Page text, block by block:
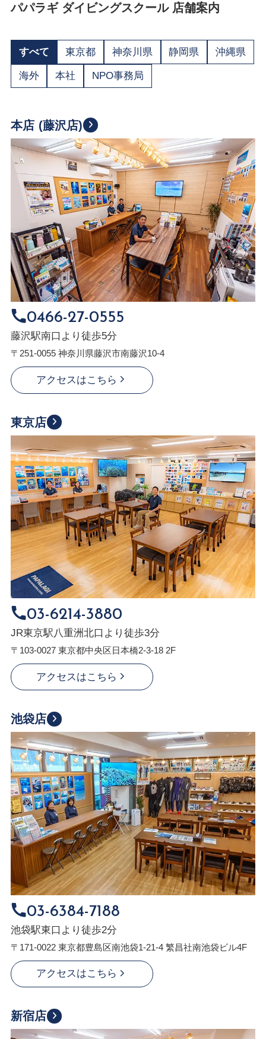
パパラギ ダイビングスクール 店舗案内
すべて 東京都 神奈川県 静岡県 沖縄県
海外 本社 NPO事務局
本店 (藤沢店)
0466-27-0555
藤沢駅南口より徒歩5分
〒251-0055 神奈川県藤沢市南藤沢10-4
アクセスはこちら
東京店
03-6214-3880
JR東京駅八重洲北口より徒歩3分
〒103-0027 東京都中央区日本橋2-3-18 2F
アクセスはこちら
池袋店
03-6384-7188
池袋駅東口より徒歩2分
〒171-0022 東京都豊島区南池袋1-21-4 繁昌社南池袋ビル4F
アクセスはこちら
新宿店